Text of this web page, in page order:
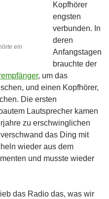
ein
Kopfhörer
engsten
verbunden. In
deren
Anfangstagen
brauchte der
, um das
und einen Kopfhörer,
Die ersten
Lautsprecher kamen
zu erschwinglichen
das Ding mit
wieder aus dem
und musste wieder
das Radio das, was wir